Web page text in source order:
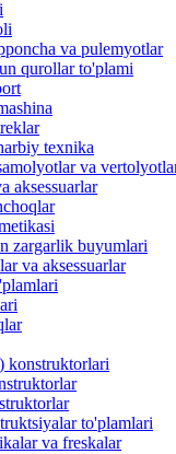
va pulemyotlar
qurollar to'plami
texnika
va
aksessuarlar
zargarlik buyumlari
va aksessuarlar
konstruktorlari
to'plamlari
va freskalar